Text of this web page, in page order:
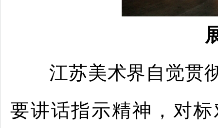
江苏美术界自觉贯彻
要讲话指示精神，对